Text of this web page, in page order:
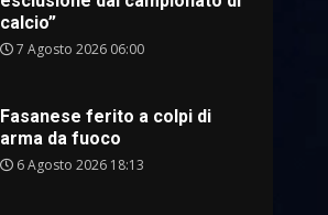
calcio”
7 Agosto 2026 06:00
Fasanese ferito a colpi di
arma da fuoco
6 Agosto 2026 18:13